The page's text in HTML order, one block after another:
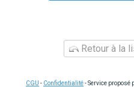
Retour à la
CGU - Confidentialité- Service proposé